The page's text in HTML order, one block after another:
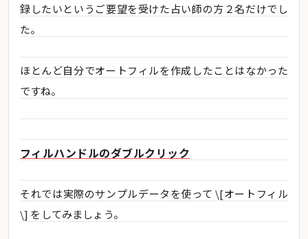
録したいというご要望を受けた占い師の方２名だけでし
た。
ほとんど自分でオートフィルを作成したことはなかった
ですね。
フィルハンドルのダブルクリック
それでは実際のサンプルデータを使って \[オートフィル
\] をしてみましょう。